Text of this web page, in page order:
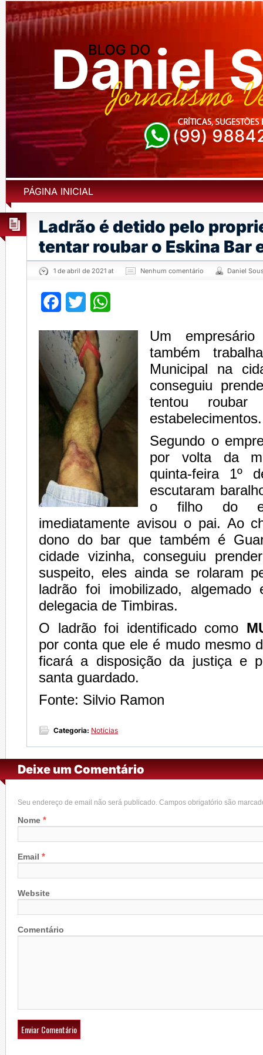
PÁGINA INICIAL
Ladrão é detido pelo
tentar roubar o Eskina Bar
1 de abril de 2021 at Nenhum comentário Daniel
Facebook
Twitter
Um
também
Municipal na
conseguiu
tentou
estabelecimentos.
Segundo o
por volta da
quinta-feira 1º
escutaram
o filho do
imediatamente avisou o pai. Ao
dono do bar que também é
cidade vizinha, conseguiu
suspeito, eles ainda se rolaram
ladrão foi imobilizado,
delegacia de Timbiras.
O ladrão foi identificado como
por conta que ele é mudo mesmo
ficará a disposição da justiça e
santa guardado.
Fonte: Silvio Ramon
Categoria: Notícias
Deixe um Comentário
Seu endereço de email não será publicado. Campos obrigatório são
Nome *
Email *
Website
Comentário